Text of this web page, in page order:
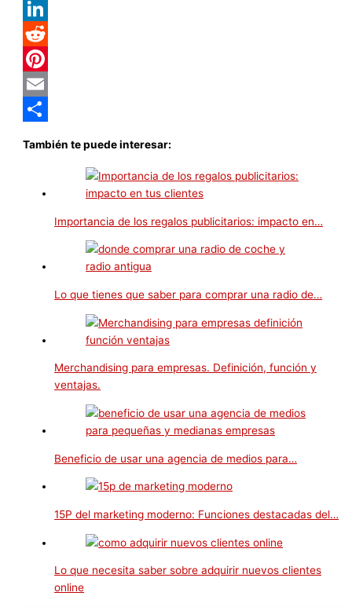
Twitter
LinkedIn
Reddit
Pinterest
Email
También te puede interesar:
Importancia de los regalos publicitarios: impacto en…
Lo que tienes que saber para comprar una radio de…
Merchandising para empresas. Definición, función y
ventajas.
Beneficio de usar una agencia de medios para…
15P del marketing moderno: Funciones destacadas del…
Lo que necesita saber sobre adquirir nuevos clientes
online